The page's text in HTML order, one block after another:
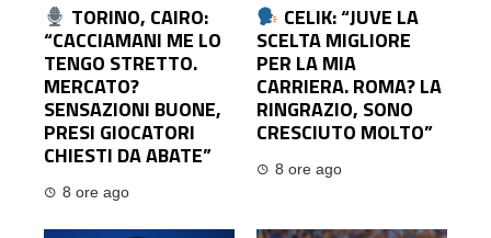
TORINO, CAIRO:
“CACCIAMANI ME LO
TENGO STRETTO.
MERCATO?
SENSAZIONI BUONE,
PRESI GIOCATORI
CHIESTI DA ABATE”
8 ore ago
CELIK: “JUVE LA
SCELTA MIGLIORE
PER LA MIA
CARRIERA. ROMA? LA
RINGRAZIO, SONO
CRESCIUTO MOLTO”
8 ore ago